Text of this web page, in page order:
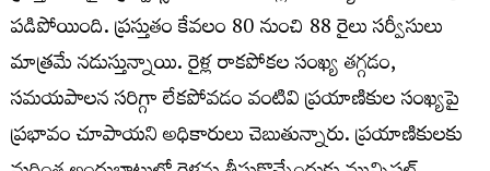
పడిపోయింది. ప్రస్తుతం కేవలం 80 నుంచి 88 రైలు సర్వీసులు
మాత్రమే నడుస్తున్నాయి. రైళ్ల రాకపోకల సంఖ్య తగ్గడం,
సమయపాలన సరిగ్గా లేకపోవడం వంటివి ప్రయాణికుల సంఖ్యపై
ప్రభావం చూపాయని అధికారులు చెబుతున్నారు. ప్రయాణికులకు